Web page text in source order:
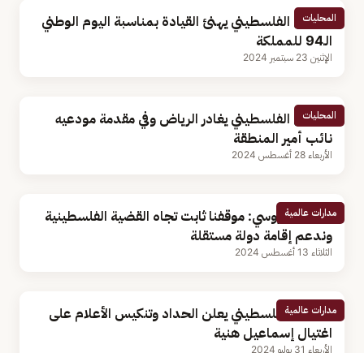
المحليات
الرئيس الفلسطيني يهنئ القيادة بمناسبة اليوم الوطني
الـ94 للمملكة
الإثنين 23 سبتمبر 2024
المحليات
الرئيس الفلسطيني يغادر الرياض وفي مقدمة مودعيه
نائب أمير المنطقة
الأربعاء 28 أغسطس 2024
مدارات عالمية
الرئيس الروسي: موقفنا ثابت تجاه القضية الفلسطينية
وندعم إقامة دولة مستقلة
الثلاثاء 13 أغسطس 2024
مدارات عالمية
الرئيس الفلسطيني يعلن الحداد وتنكيس الأعلام على
اغتيال إسماعيل هنية
الأربعاء 31 يوليو 2024